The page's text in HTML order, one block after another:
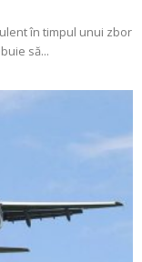
în timpul unui zbor
să...